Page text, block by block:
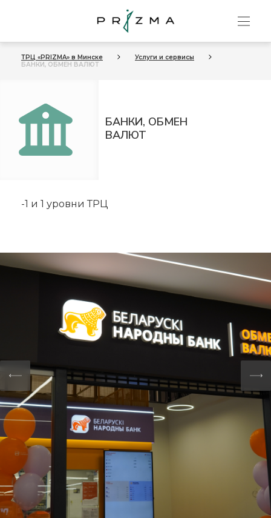
ТРЦ «PRIZMA» в Минске
Услуги и сервисы
БАНКИ, ОБМЕН ВАЛЮТ
БАНКИ, ОБМЕН
ВАЛЮТ
-1 и 1 уровни ТРЦ